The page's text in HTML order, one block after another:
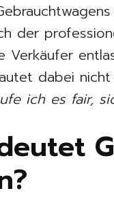
der
Verkäufer
dabei nicht
ich es fair,